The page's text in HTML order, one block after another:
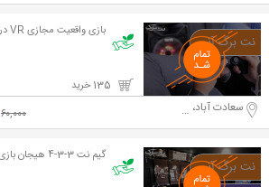
بازی واقعیت مجازی VR در گیم نت VR ROOM
سعادت آباد، میدان بهرود ۶۰,۰۰۰
گیم نت 3-3-4 هیجان بازی با دستگاههای ps4-3-2-1